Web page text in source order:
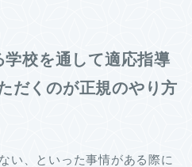
学校を通して適応指導
だくのが正規のやり方
い、といった事情がある際に